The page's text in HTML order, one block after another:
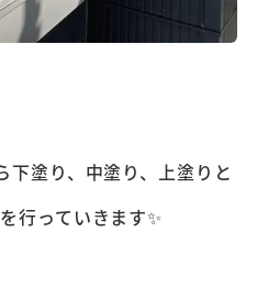
塗り、中塗り、上塗りと
行っていきます✨